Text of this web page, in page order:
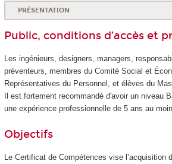
PRÉSENTATION
Public, conditions d’accès et
Les ingénieurs, designers, managers,
préventeurs, membres du Comité Social et
Représentatives du Personnel, et élèves du
Il est fortement recommandé d'avoir un niveau
une expérience professionnelle de 5 ans au
Objectifs
Le Certificat de Compétences vise l’acquisition